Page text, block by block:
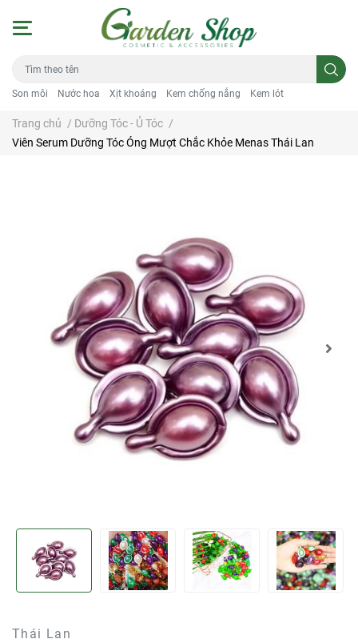
Son môi Nước hoa Xịt khoáng Kem chống nắng Kem lót
Trang chủ / Dưỡng Tóc - Ủ Tóc /
Viên Serum Dưỡng Tóc Óng Mượt Chắc Khỏe Menas Thái Lan
Thái Lan